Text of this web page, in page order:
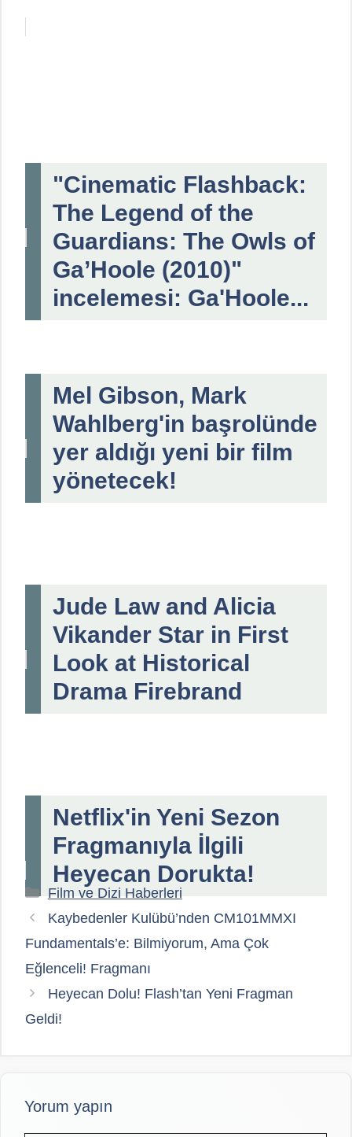
"Cinematic Flashback:
The Legend of the
Guardians: The Owls of
Ga’Hoole (2010)"
incelemesi: Ga'Hoole...
Mel Gibson, Mark
Wahlberg'in başrolünde
yer aldığı yeni bir film
yönetecek!
Jude Law and Alicia
Vikander Star in First
Look at Historical
Drama Firebrand
Netflix'in Yeni Sezon
Fragmanıyla İlgili
Heyecan Dorukta!
Kategoriler
Film ve Dizi Haberleri
Kaybedenler Kulübü’nden CM101MMXI
Fundamentals’e: Bilmiyorum, Ama Çok
Eğlenceli! Fragmanı
Heyecan Dolu! Flash’tan Yeni Fragman
Geldi!
Yorum yapın